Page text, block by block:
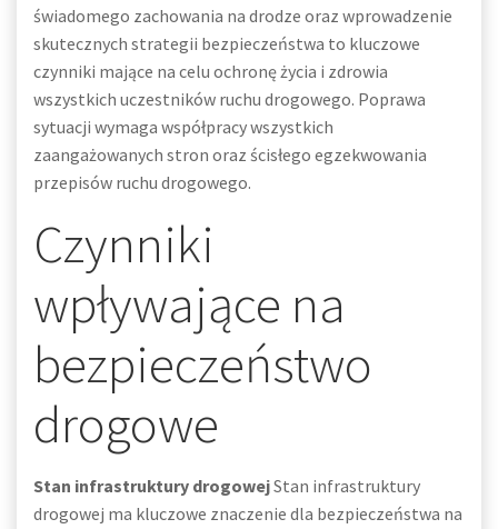
świadomego zachowania na drodze oraz wprowadzenie
skutecznych strategii bezpieczeństwa to kluczowe
czynniki mające na celu ochronę życia i zdrowia
wszystkich uczestników ruchu drogowego. Poprawa
sytuacji wymaga współpracy wszystkich
zaangażowanych stron oraz ścisłego egzekwowania
przepisów ruchu drogowego.
Czynniki
wpływające na
bezpieczeństwo
drogowe
Stan infrastruktury drogowejStan infrastruktury
drogowej ma kluczowe znaczenie dla bezpieczeństwa na